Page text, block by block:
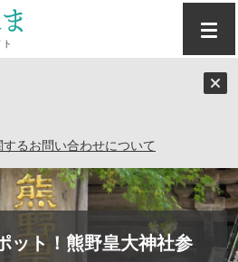
するお問い合わせについて
皇大神社参拝＆しげの屋の力餅で
ライター（ぐん記者）】
ット！熊野皇大神社参